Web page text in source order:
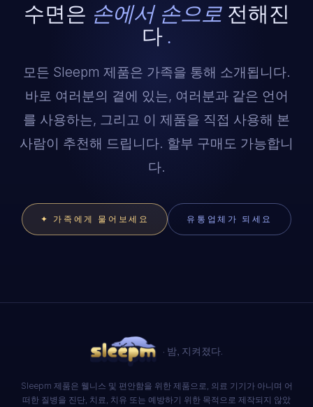
수면은 손에서 손으로전해진
다.
모든 Sleepm 제품은 가족을 통해 소개됩니다.
바로 여러분의 곁에 있는, 여러분과 같은 언어
를 사용하는, 그리고 이 제품을 직접 사용해 본
사람이 추천해 드립니다. 할부 구매도 가능합니
다.
✦ 가족에게 물어보세요 유통업체가 되세요
· 밤, 지켜졌다.
Sleepm 제품은 웰니스 및 편안함을 위한 제품으로, 의료 기기가 아니며 어
떠한 질병을 진단, 치료, 치유 또는 예방하기 위한 목적으로 제작되지 않았
컨시어지 야간 데스크